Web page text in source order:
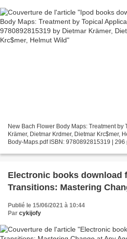
New Bach Flower Body Maps: Treatment by
Krämer, Dietmar Krdmer, Dietmar Krc$mer,
Body-Maps.pdf ISBN: 9780892815319 |
Electronic books download
Transitions: Mastering
Publié le 15/06/2021 à 10:44
Par cykijofy